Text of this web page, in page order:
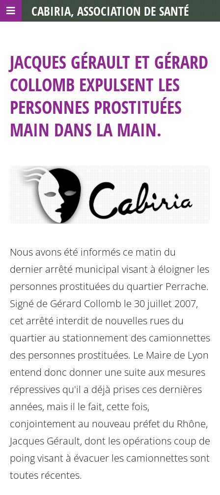
JACQUES GÉRAULT ET GÉRARD
COLLOMB EXPULSENT LES
PERSONNES PROSTITUÉES
MAIN DANS LA MAIN.
Nous avons été informés ce matin du
dernier arrêté municipal visant à éloigner les
personnes prostituées du quartier Perrache.
Signé de Gérard Collomb le 30 juillet 2007,
cet arrêté interdit de nouvelles rues du
quartier au stationnement des camionnettes
des personnes prostituées. Le Maire de Lyon
entend donc donner une suite aux mesures
répressives qu'il a déjà prises ces dernières
années, mais il le fait, cette fois,
conjointement au nouveau préfet du Rhône,
Jacques Gérault, dont les opérations coup de
poing visant à évacuer les camionnettes sont
toutes récentes.
CABIRIA, ASSOCIATION DE SANTÉ